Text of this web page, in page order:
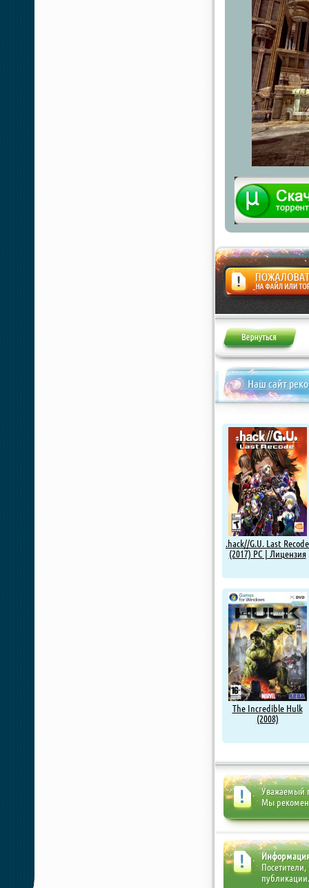
Жалоба
Наш сайт
.hack//G.U. Last Recode
(2017) PC | Лицензия
The Incredible Hulk
(2008)
Уважаемый
Мы
публикации.